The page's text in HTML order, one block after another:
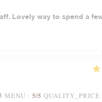
Lovely way to spend a
MENU : 5/5 QUALITY_PRICE